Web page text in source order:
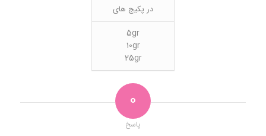
در پکیج های
5gr
10gr
25gr
0
پاسخ